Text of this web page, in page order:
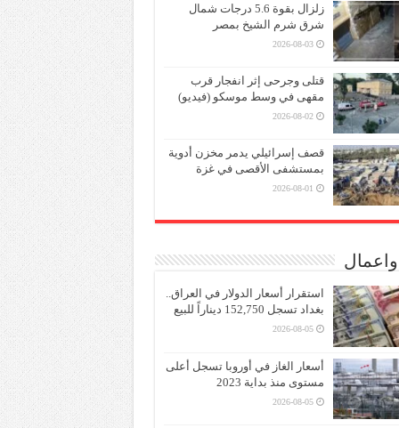
زلزال بقوة 5.6 درجات شمال
شرق شرم الشيخ بمصر
2026-08-03
قتلى وجرحى إثر انفجار قرب
مقهى في وسط موسكو (فيديو)
2026-08-02
قصف إسرائيلي يدمر مخزن أدوية
بمستشفى الأقصى في غزة
2026-08-01
استقرار أسعار الدولار في العراق..
بغداد تسجل 152,750 ديناراً للبيع
2026-08-05
أسعار الغاز في أوروبا تسجل أعلى
مستوى منذ بداية 2023
2026-08-05